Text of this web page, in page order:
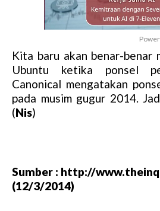
Kita baru akan benar-benar
Ubuntu ketika ponsel
Canonical mengatakan
pada musim gugur 2014.
(Nis)
Sumber : http://
(12/3/2014)